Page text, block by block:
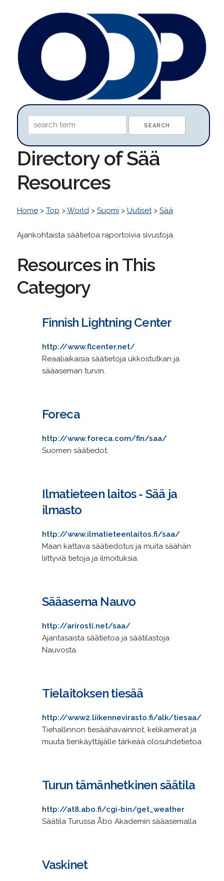
Directory of Sää
Resources
Home> Top >World> Suomi > Uutiset> Sää
Ajankohtaista säätietoa raportoivia sivustoja.
Resources in This
Category
Finnish Lightning Center
http://www.flcenter.net/
Reaaliaikaisia säätietoja ukkostutkan ja
sääaseman turvin.
Foreca
http://www.foreca.com/fin/saa/
Suomen säätiedot.
Ilmatieteen laitos - Sää ja
ilmasto
http://www.ilmatieteenlaitos.fi/saa/
Maan kattava säätiedotus ja muita säähän
liittyviä tietoja ja ilmoituksia.
Sääasema Nauvo
http://arirosti.net/saa/
Ajantasaista säätietoa ja säätilastoja
Nauvosta.
Tielaitoksen tiesää
http://www2.liikennevirasto.fi/alk/tiesaa/
Tiehallinnon tiesäähavainnot, kelikamerat ja
muuta tienkäyttäjälle tärkeää olosuhdetietoa
Turun tämänhetkinen säätila
http://at8.abo.fi/cgi-bin/get_weather
Säätila Turussa Åbo Akademin sääasemalla
Vaskinet